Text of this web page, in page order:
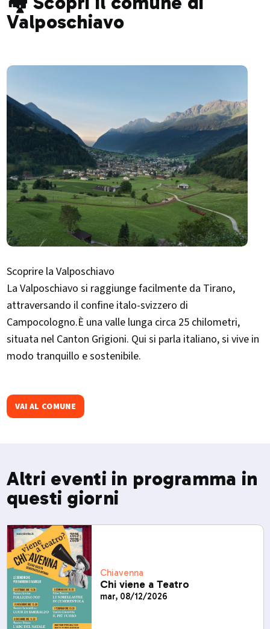
Valposchiavo
Scoprire la Valposchiavo
La Valposchiavo si raggiunge facilmente da Tirano,
attraversando il confine italo-svizzero di
Campocologno.È una valle lunga circa 25 chilometri,
situata nel Canton Grigioni. Qui si parla italiano, si vive in
modo tranquillo e sostenibile.
VAI AL COMUNE
Altri eventi in programma in
questi giorni
Chiavenna
Chi viene a Teatro
mar, 08/12/2026